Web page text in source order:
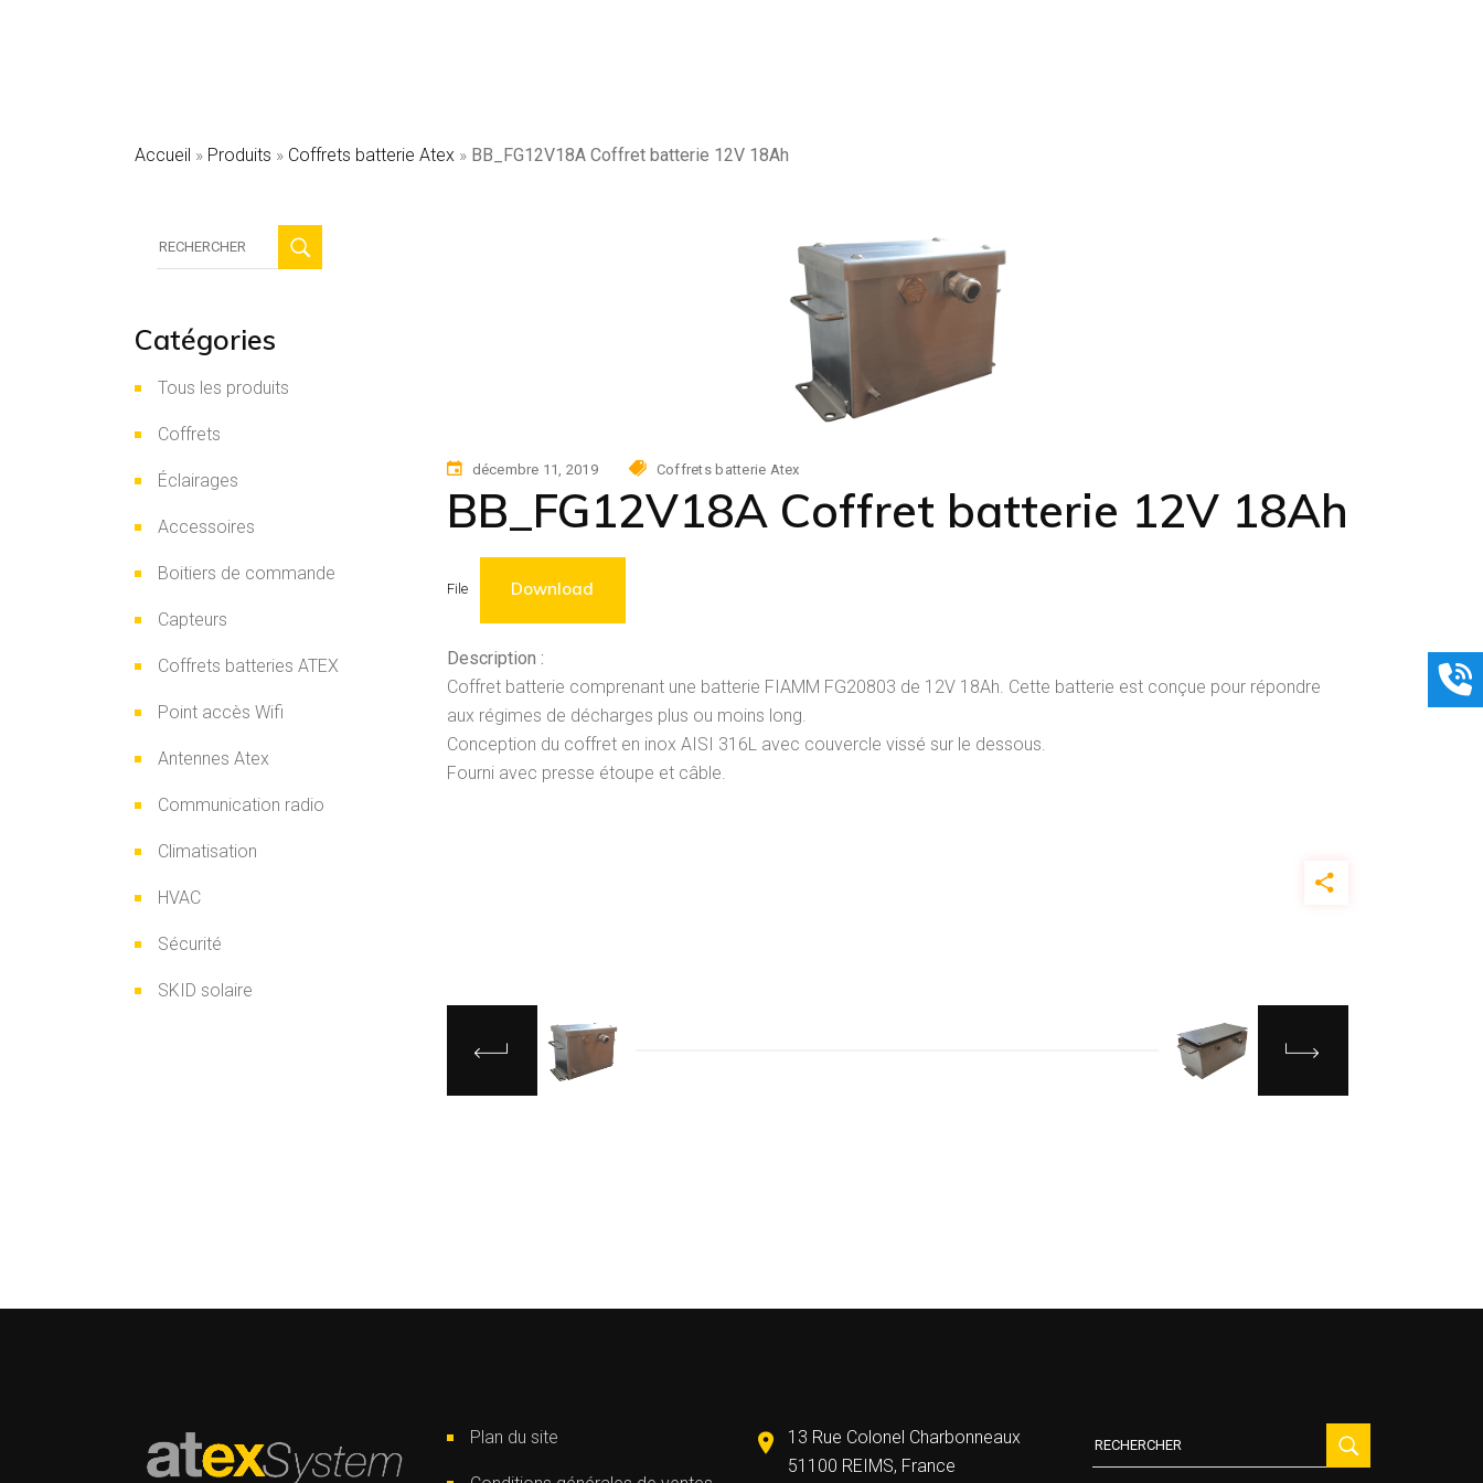
Accueil » Produits » Coffrets batterie Atex » BB_FG12V18A Coffret batterie 12V 18Ah
décembre 11, 2019 Coffrets batterie Atex
BB_FG12V18A Coffret batterie 12V 18Ah
File Download
Description :
Coffret batterie comprenant une batterie FIAMM FG20803 de 12V 18Ah. Cette batterie est conçue pour répondre
aux régimes de décharges plus ou moins long.
Conception du coffret en inox AISI 316L avec couvercle vissé sur le dessous.
Fourni avec presse étoupe et câble.
Catégories
Tous les produits
Coffrets
Éclairages
Accessoires
Boitiers de commande
Capteurs
Coffrets batteries ATEX
Point accès Wifi
Antennes Atex
Communication radio
Climatisation
HVAC
Sécurité
SKID solaire
Plan du site
13 Rue Colonel Charbonneaux
51100 REIMS, France